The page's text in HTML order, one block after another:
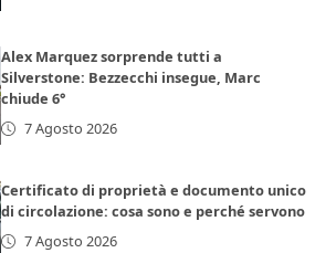
Alex Marquez sorprende tutti a
Silverstone: Bezzecchi insegue, Marc
chiude 6°
7 Agosto 2026
Certificato di proprietà e documento unico
di circolazione: cosa sono e perché servono
7 Agosto 2026